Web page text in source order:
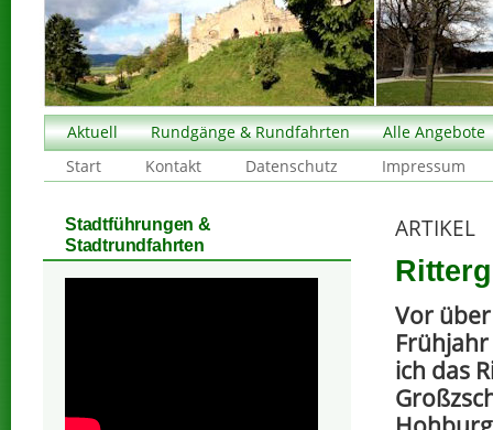
Aktuell Rundgänge & Rundfahrten
Alle Angebote
Start
Kontakt Datenschutz Impressum
ARTIKEL
Vor
ich das
Stadtführungen &
Stadtrundfahrten